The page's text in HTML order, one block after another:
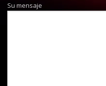
Su mensaje